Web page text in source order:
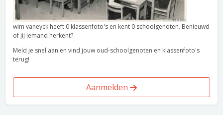
wim vaneyck heeft 0 klassenfoto's en kent 0 schoolgenoten. Benieuwd
of jij iemand herkent?
Meld je snel aan en vind jouw oud-schoolgenoten en klassenfoto's
terug!
Aanmelden